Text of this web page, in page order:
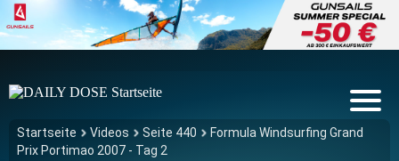
Startseite Videos Seite 440
Formula Windsurfing Grand
Prix Portimao 2007 - Tag 2